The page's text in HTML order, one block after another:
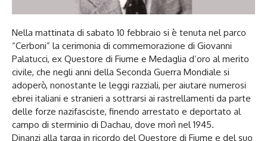
Nella mattinata di sabato 10 febbraio si è tenuta nel parco
“Cerboni” la cerimonia di commemorazione di Giovanni
Palatucci, ex Questore di Fiume e Medaglia d’oro al merito
civile, che negli anni della Seconda Guerra Mondiale si
adoperò, nonostante le leggi razziali, per aiutare numerosi
ebrei italiani e stranieri a sottrarsi ai rastrellamenti da parte
delle forze nazifasciste, finendo arrestato e deportato al
campo di sterminio di Dachau, dove morì nel 1945.
Dinanzi alla targa in ricordo del Questore di Fiume e del suo